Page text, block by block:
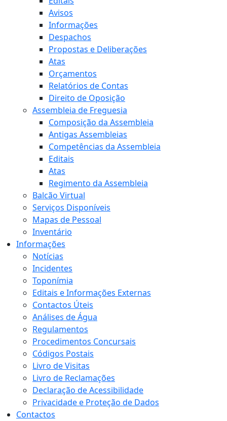
Avisos
Informações
Despachos
Propostas e Deliberações
Atas
Orçamentos
Relatórios de Contas
Direito de Oposição
Assembleia de Freguesia
Composição da Assembleia
Antigas Assembleias
Competências da Assembleia
Editais
Atas
Regimento da Assembleia
Balcão Virtual
Serviços Disponíveis
Mapas de Pessoal
Inventário
Informações
Notícias
Incidentes
Toponímia
Editais e Informações Externas
Contactos Úteis
Análises de Água
Regulamentos
Procedimentos Concursais
Códigos Postais
Livro de Visitas
Livro de Reclamações
Declaração de Acessibilidade
Privacidade e Proteção de Dados
Contactos